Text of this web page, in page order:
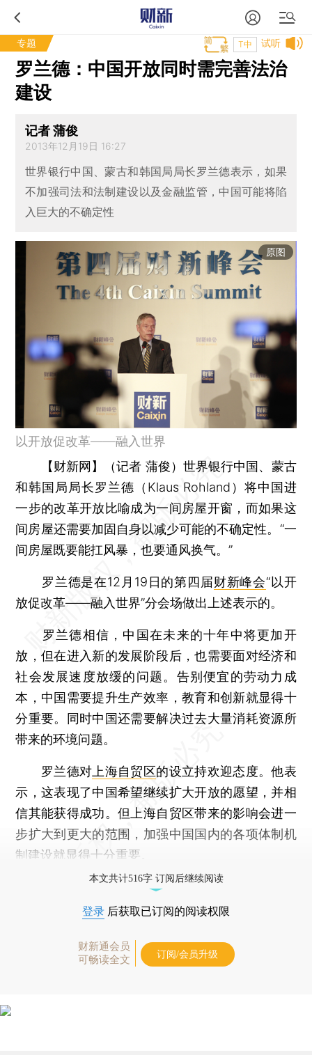
专题 试听
T中
罗兰德：中国开放同时需完善法治
建设
记者 蒲俊
2013年12月19日 16:27
世界银行中国、蒙古和韩国局局长罗兰德表示，如果
不加强司法和法制建设以及金融监管，中国可能将陷
入巨大的不确定性
原图
以开放促改革——融入世界
【财新网】（记者 蒲俊） 世界银行中国、蒙古
和韩国局局长罗兰德（Klaus Rohland）将中国进
一步的改革开放比喻成为一间房屋开窗，而如果这
间房屋还需要加固自身以减少可能的不确定性。“一
间房屋既要能扛风暴，也要通风换气。”
罗兰德是在12月19日的第四届财新峰会“以开
放促改革——融入世界”分会场做出上述表示的。
罗兰德相信，中国在未来的十年中将更加开
放，但在进入新的发展阶段后，也需要面对经济和
社会发展速度放缓的问题。告别便宜的劳动力成
本，中国需要提升生产效率，教育和创新就显得十
分重要。同时中国还需要解决过去大量消耗资源所
带来的环境问题。
罗兰德对 上海自贸区的设立持欢迎态度。他表
示，这表现了中国希望继续扩大开放的愿望，并相
信其能获得成功。但上海自贸区带来的影响会进一
步扩大到更大的范围，加强中国国内的各项体制机
制建设就显得十分重要。
本文共计516字 订阅后继续阅读
登录 后获取已订阅的阅读权限
财新通会员
可畅读全文
订阅/会员升级